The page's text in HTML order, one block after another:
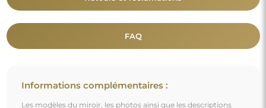
FAQ
Informations complémentaires :
Les modèles du miroir, les photos ainsi que les descriptions